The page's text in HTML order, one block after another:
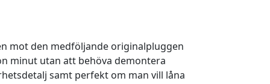
mot den medföljande originalpluggen
minut utan att behöva demontera
samt perfekt om man vill låna